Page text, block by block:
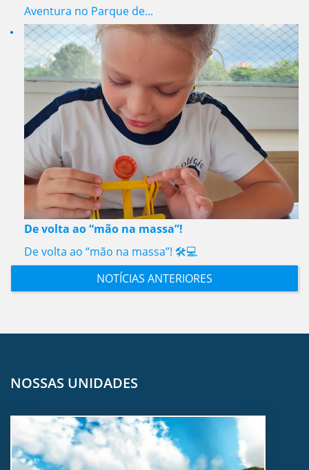
Aventura no Parque de...
De volta ao “mão na massa”!
De volta ao “mão na massa”! 🛠️💻
NOTÍCIAS ANTERIORES
NOSSAS UNIDADES